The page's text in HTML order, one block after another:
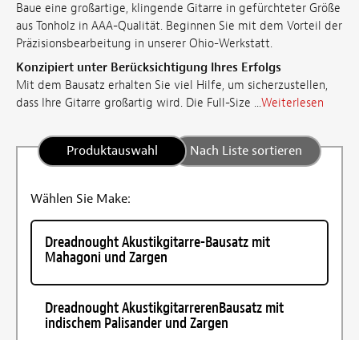
Baue eine großartige, klingende Gitarre in gefürchteter Größe
aus Tonholz in AAA-Qualität. Beginnen Sie mit dem Vorteil der
Präzisionsbearbeitung in unserer Ohio-Werkstatt.
Konzipiert unter Berücksichtigung Ihres Erfolgs
Mit dem Bausatz erhalten Sie viel Hilfe, um sicherzustellen,
dass Ihre Gitarre großartig wird. Die Full-Size ...Weiterlesen
Produktauswahl Nach Liste sortieren
Wählen Sie Make:
Dreadnought Akustikgitarre-Bausatz mit
Mahagoni und Zargen
Dreadnought AkustikgitarrerenBausatz mit
indischem Palisander und Zargen